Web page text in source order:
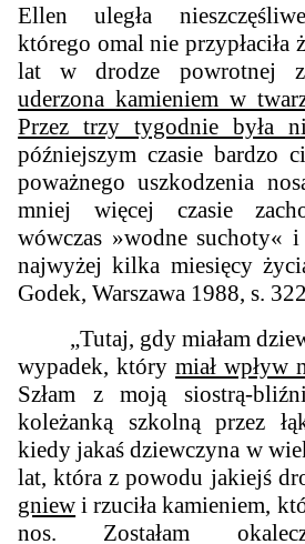
Ellen uległa
którego omal nie przypłaciła
lat w drodze powrotnej
uderzona kamieniem w
Przez trzy tygodnie była
późniejszym czasie bardzo
poważnego uszkodzenia
mniej więcej czasie
wówczas »wodne suchoty«
najwyżej kilka miesięcy
Godek, Warszawa 1988, s.
„Tutaj, gdy miałam
wypadek, którymiał wpływ
Szłam z moją siostrą-
koleżanką szkolną przez
kiedy jakaś dziewczyna w
lat, która z powodu jakiejś
gniew i rzuciła kamieniem,
nos. Zostałam